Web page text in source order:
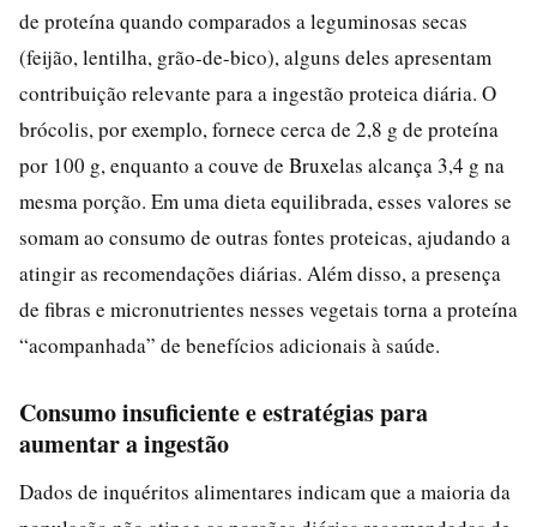
de proteína quando comparados a leguminosas secas
(feijão, lentilha, grão-de-bico), alguns deles apresentam
contribuição relevante para a ingestão proteica diária. O
brócolis, por exemplo, fornece cerca de 2,8 g de proteína
por 100 g, enquanto a couve de Bruxelas alcança 3,4 g na
mesma porção. Em uma dieta equilibrada, esses valores se
somam ao consumo de outras fontes proteicas, ajudando a
atingir as recomendações diárias. Além disso, a presença
de fibras e micronutrientes nesses vegetais torna a proteína
“acompanhada” de benefícios adicionais à saúde.
Consumo insuficiente e estratégias para
aumentar a ingestão
Dados de inquéritos alimentares indicam que a maioria da